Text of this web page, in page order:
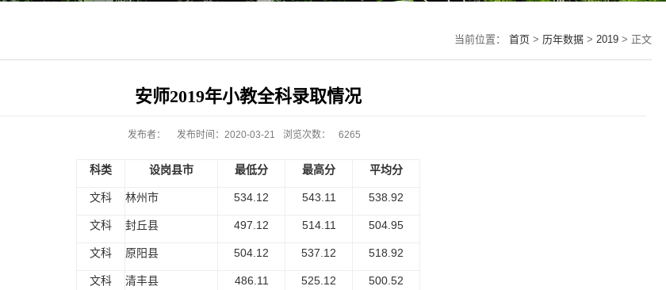
当前位置： 首页 > 历年数据 > 2019 > 正文
安师2019年小教全科录取情况
发布者： 发布时间：2020-03-21 浏览次数： 6265
科类 设岗县市 最低分 最高分 平均分
文科 林州市 534.12 543.11 538.92
文科 封丘县 497.12 514.11 504.95
文科 原阳县 504.12 537.12 518.92
文科 清丰县 486.11 525.12 500.52